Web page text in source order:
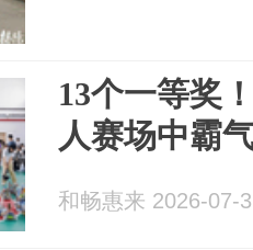
13个一等奖
人赛场中霸
和畅惠来 2026-07-